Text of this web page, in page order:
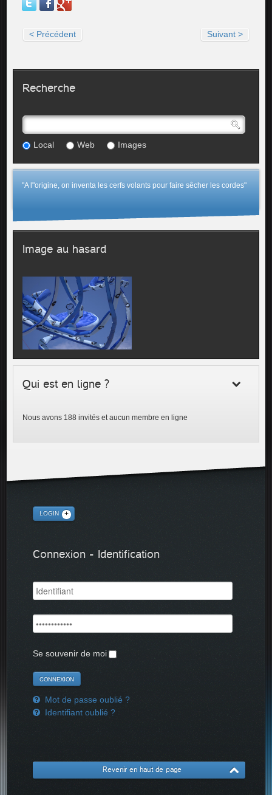
< Précédent Suivant >
Recherche
Local Web Images
"A l"origine, on inventa les cerfs volants pour faire sêcher les cordes"
Image au hasard
Qui est en ligne ?
Nous avons 188 invités et aucun membre en ligne
LOGIN
Connexion - Identification
Se souvenir de moi
Mot de passe oublié ?
Identifiant oublié ?
Revenir en haut de page